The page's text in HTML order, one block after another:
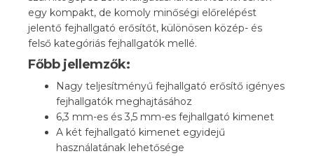
egy kompakt, de komoly minőségi előrelépést
jelentő fejhallgató erősítőt, különösen közép- és
felső kategóriás fejhallgatók mellé.
Főbb jellemzők:
Nagy teljesítményű fejhallgató erősítő igényes
fejhallgatók meghajtásához
6,3 mm-es és 3,5 mm-es fejhallgató kimenet
A két fejhallgató kimenet egyidejű
használatának lehetősége